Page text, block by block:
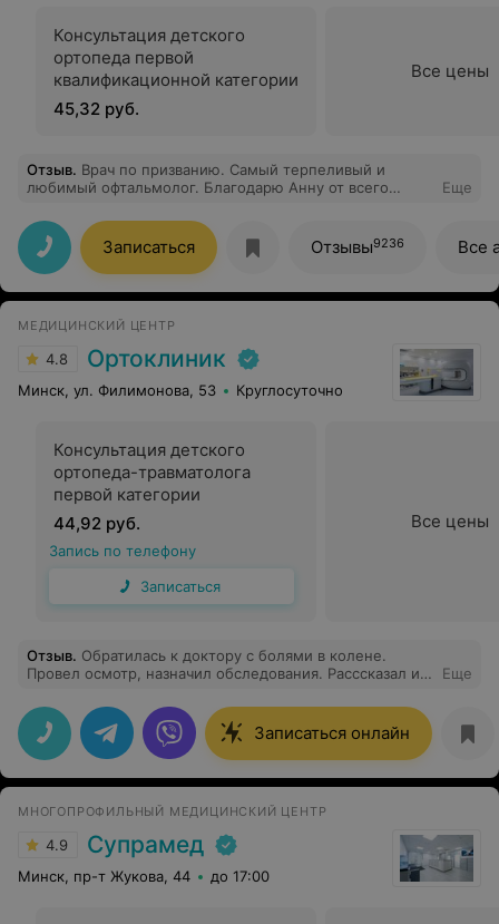
Консультация детского
ортопеда первой
квалификационной категории
45,32 руб.
Все цены
Отзыв. Врач по призванию. Самый терпеливый и
любимый офтальмолог. Благодарю Анну от всего
Еще
Записаться Отзывы9236 Все
МЕДИЦИНСКИЙ ЦЕНТР
4.8 Ортоклиник
Минск, ул. Филимонова, 53 Круглосуточно
Консультация детского
ортопеда-травматолога
первой категории
44,92 руб.
Запись по телефону
Записаться
Все цены
Отзыв. Обратилась к доктору с болями в колене.
Провел осмотр, назначил обследования. Расссказал и
делать. Очень компетентный, доброжелательный и
внимательный врач ! Подробно отвечал на все
вопросы. Буду пить витамины и делать тренировки по
рекомендациям. Спасибо, Валерий Васильевич!
Еще
Записаться онлайн
МНОГОПРОФИЛЬНЫЙ МЕДИЦИНСКИЙ ЦЕНТР
4.9 Супрамед
Минск, пр-т Жукова, 44 до 17:00